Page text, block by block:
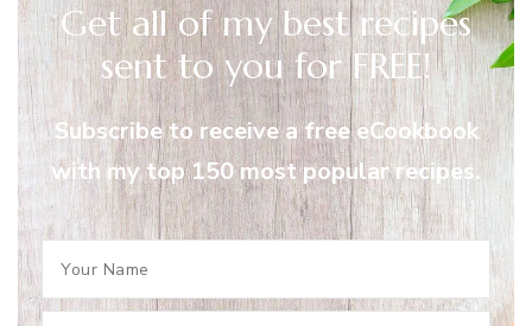
Get all of my best recipes
sent to you for FREE!
Subscribe to receive a free eCookbook
with my top 150 most popular recipes.